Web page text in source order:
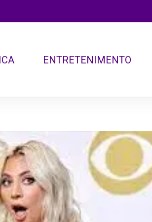
ENTRETENIMENTO